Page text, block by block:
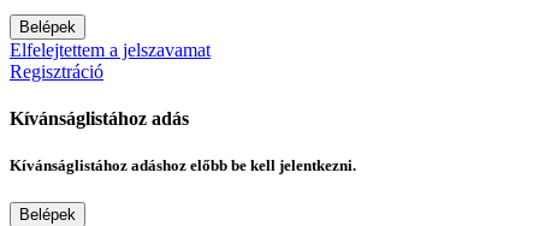
Belépek
Elfelejtettem a jelszavamat
Regisztráció
Kívánságlistához adás
Kívánságlistához adáshoz előbb be kell jelentkezni.
Belépek